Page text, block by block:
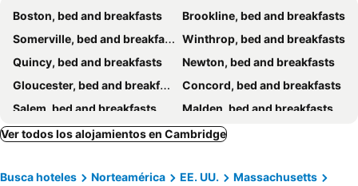
Boston, bed and breakfasts
Brookline, bed and breakfasts
Somerville, bed and breakfasts
Winthrop, bed and breakfasts
Quincy, bed and breakfasts
Newton, bed and breakfasts
Gloucester, bed and breakfasts
Concord, bed and breakfasts
Salem, bed and breakfasts
Malden, bed and breakfasts
Charlestown, bed and breakfasts
Ver todos los alojamientos en Cambridge
Busca hoteles Norteamérica EE. UU.
Massachusetts